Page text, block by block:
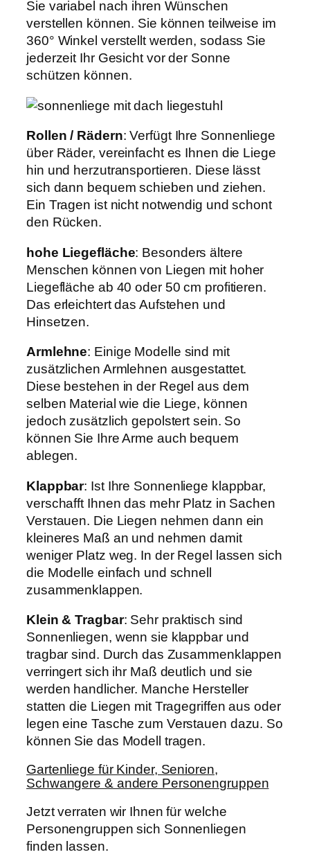
Sie variabel nach ihren Wünschen
verstellen können. Sie können teilweise im
360° Winkel verstellt werden, sodass Sie
jederzeit Ihr Gesicht vor der Sonne
schützen können.
Rollen / Rädern: Verfügt Ihre Sonnenliege
über Räder, vereinfacht es Ihnen die Liege
hin und herzutransportieren. Diese lässt
sich dann bequem schieben und ziehen.
Ein Tragen ist nicht notwendig und schont
den Rücken.
hohe Liegefläche: Besonders ältere
Menschen können von Liegen mit hoher
Liegefläche ab 40 oder 50 cm profitieren.
Das erleichtert das Aufstehen und
Hinsetzen.
Armlehne: Einige Modelle sind mit
zusätzlichen Armlehnen ausgestattet.
Diese bestehen in der Regel aus dem
selben Material wie die Liege, können
jedoch zusätzlich gepolstert sein. So
können Sie Ihre Arme auch bequem
ablegen.
Klappbar: Ist Ihre Sonnenliege klappbar,
verschafft Ihnen das mehr Platz in Sachen
Verstauen. Die Liegen nehmen dann ein
kleineres Maß an und nehmen damit
weniger Platz weg. In der Regel lassen sich
die Modelle einfach und schnell
zusammenklappen.
Klein & Tragbar: Sehr praktisch sind
Sonnenliegen, wenn sie klappbar und
tragbar sind. Durch das Zusammenklappen
verringert sich ihr Maß deutlich und sie
werden handlicher. Manche Hersteller
statten die Liegen mit Tragegriffen aus oder
legen eine Tasche zum Verstauen dazu. So
können Sie das Modell tragen.
Gartenliege für Kinder, Senioren,
Schwangere & andere Personengruppen
Jetzt verraten wir Ihnen für welche
Personengruppen sich Sonnenliegen
finden lassen.